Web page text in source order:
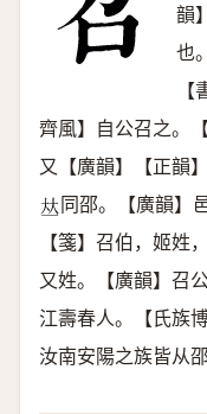
韻
也
齊風】自公召之。
又【廣韻】【正韻
𠀤同邵。【廣韻】
【箋】召伯，姬姓
又姓。【廣韻】召
江壽春人。【氏族
汝南安陽之族皆从邵